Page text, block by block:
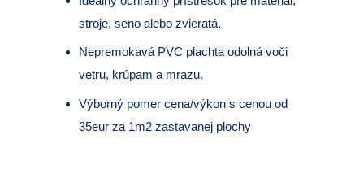
stroje, seno alebo zvieratá.
Nepremokavá PVC plachta odolná voči
vetru, krúpam a mrazu.
Výborný pomer cena/výkon s cenou od
35eur za 1m2 zastavanej plochy